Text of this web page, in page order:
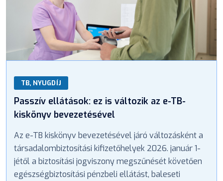
TB, NYUGDÍJ
Passzív ellátások: ez is változik az e-TB-
kiskönyv bevezetésével
Az e-TB kiskönyv bevezetésével járó változásként a
társadalombiztosítási kifizetőhelyek 2026. január 1-
jétől a biztosítási jogviszony megszűnését követően
egészségbiztosítási pénzbeli ellátást, baleseti